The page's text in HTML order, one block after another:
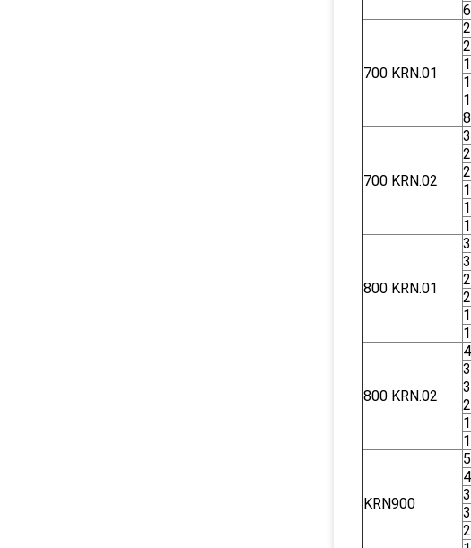
700 KRN.01
700 KRN.02
800 KRN.01
800 KRN.02
KRN900